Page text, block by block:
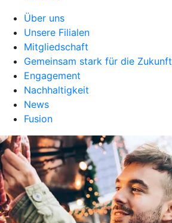
Über uns
Unsere Filialen
Mitgliedschaft
Gemeinsam stark für die Zukunft
Engagement
Nachhaltigkeit
News
Fusion